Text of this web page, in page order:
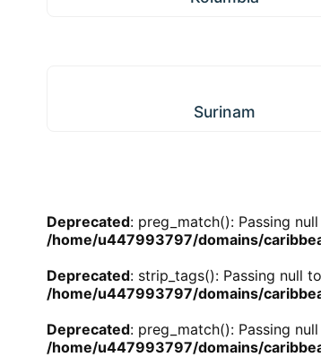
Surinam
Deprecated: preg_match(): Passing
/home/u447993797/domains/
Deprecated: strip_tags(): Passing null
/home/u447993797/domains/
Deprecated: preg_match(): Passing
/home/u447993797/domains/